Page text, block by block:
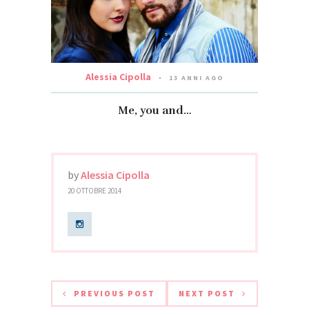
Alessia Cipolla 13 ANNI AGO
Me, you and…
byAlessia Cipolla
20 OTTOBRE 2014
PREVIOUS POST NEXT POST